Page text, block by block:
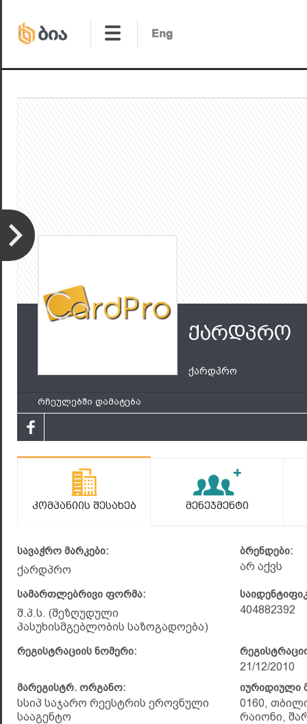
ქარდპრო
ქარდპრო
რჩეულებში დამატება
Კომპანიის Შესახებ Მენეჯმენტი
სავაჭრო მარკები:
ქარდპრო
ბრენდები:
არ აქვს
სამართლებრივი ფორმა:
შ.პ.ს. (შეზღუდული
პასუხისმგებლობის საზოგადოება)
404882392
რეგისტრაციის ნომერი:
21/12/2010
მარეგისტრ. ორგანო:
სსიპ საჯარო რეესტრის ეროვნული
სააგენტო
იურიდიული
0160,
რაიონი,